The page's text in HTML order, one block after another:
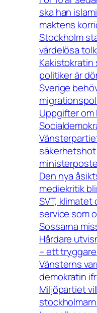
ska han
maktens
Stockholm
värdelösa
Kakistokratin
politiker är
Sverige
Uppgifter om
Den nya
mediekritik
SVT,
service som
Sossarna
Hårdare
– ett
Vänsterns
demokratin
Miljöpartiet